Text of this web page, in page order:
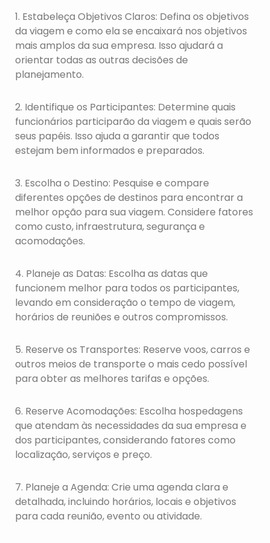
1. Estabeleça Objetivos Claros: Defina os objetivos
da viagem e como ela se encaixará nos objetivos
mais amplos da sua empresa. Isso ajudará a
orientar todas as outras decisões de
planejamento.
2. Identifique os Participantes: Determine quais
funcionários participarão da viagem e quais serão
seus papéis. Isso ajuda a garantir que todos
estejam bem informados e preparados.
3. Escolha o Destino: Pesquise e compare
diferentes opções de destinos para encontrar a
melhor opção para sua viagem. Considere fatores
como custo, infraestrutura, segurança e
acomodações.
4. Planeje as Datas: Escolha as datas que
funcionem melhor para todos os participantes,
levando em consideração o tempo de viagem,
horários de reuniões e outros compromissos.
5. Reserve os Transportes: Reserve voos, carros e
outros meios de transporte o mais cedo possível
para obter as melhores tarifas e opções.
6. Reserve Acomodações: Escolha hospedagens
que atendam às necessidades da sua empresa e
dos participantes, considerando fatores como
localização, serviços e preço.
7. Planeje a Agenda: Crie uma agenda clara e
detalhada, incluindo horários, locais e objetivos
para cada reunião, evento ou atividade.